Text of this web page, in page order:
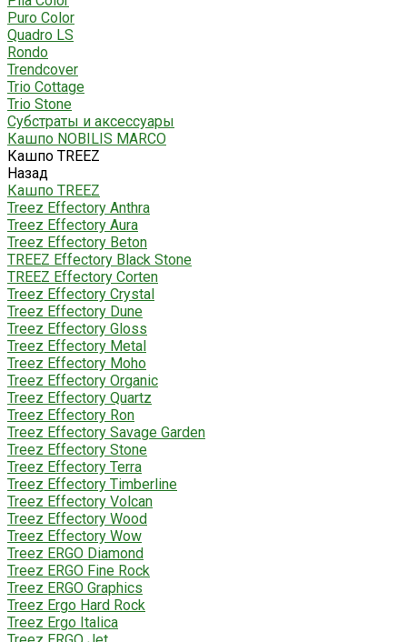
Puro Color
Quadro LS
Rondo
Trendcover
Trio Cottage
Trio Stone
Субстраты и аксессуары
Кашпо NOBILIS MARCO
Кашпо TREEZ
Назад
Кашпо TREEZ
Treez Effectory Anthra
Treez Effectory Aura
Treez Effectory Beton
TREEZ Effectory Black Stone
TREEZ Effectory Corten
Treez Effectory Crystal
Treez Effectory Dune
Treez Effectory Gloss
Treez Effectory Metal
Treez Effectory Moho
Treez Effectory Organic
Treez Effectory Quartz
Treez Effectory Ron
Treez Effectory Savage Garden
Treez Effectory Stone
Treez Effectory Terra
Treez Effectory Timberline
Treez Effectory Volcan
Treez Effectory Wood
Treez Effectory Wow
Treez ERGO Diamond
Treez ERGO Fine Rock
Treez ERGO Graphics
Treez Ergo Hard Rock
Treez Ergo Italica